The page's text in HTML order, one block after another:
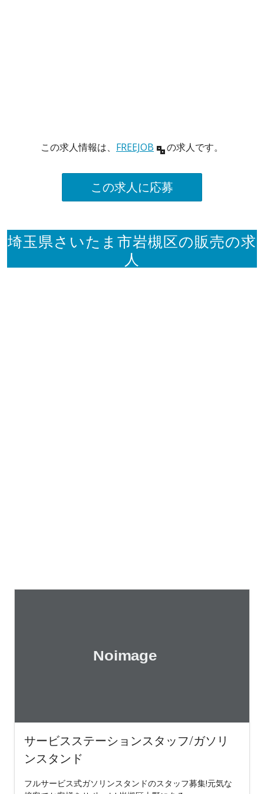
この求人情報は、 FREEJOB の求人です。
この求人に応募
埼玉県さいたま市岩槻区の販売の求
人
サービスステーションスタッフ/ガソリ
ンスタンド
フルサービス式ガソリンスタンドのスタッフ募集!元気な